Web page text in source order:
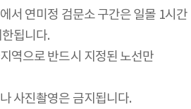
서 연미정 검문소 구간은 일몰 1시간
됩니다.
역으로 반드시 지정된 노선만
사진촬영은 금지됩니다.